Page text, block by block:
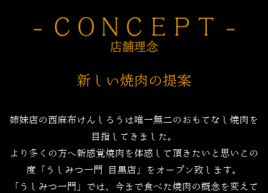
新しい焼肉の提案
姉妹店の西麻布けんしろうは唯一無二のおもてなし焼肉を
目指してきました。
より多くの方へ新感覚焼肉を体感して頂きたいと思いこの
度「うしみつ一門 目黒店」をオープン致します。
「うしみつ一門」では、今まで食べた焼肉の概念を変えて